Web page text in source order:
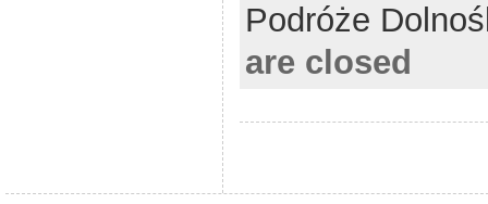
Podróże
are closed